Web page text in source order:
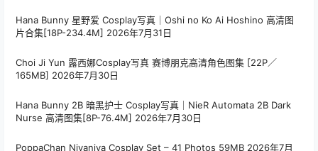
Hana Bunny 星野爱 Cosplay写真｜Oshi no Ko Ai Hoshino 高清图
片合集[18P-234.4M] 2026年7月31日
Choi Ji Yun 露西娜Cosplay写真 赛博朋克高清角色图集 [22P／
165MB] 2026年7月30日
Hana Bunny 2B 暗黑护士 Cosplay写真｜NieR Automata 2B Dark
Nurse 高清图集[8P-76.4M] 2026年7月30日
PoppaChan Niyaniya Cosplay Set – 41 Photos 59MB 2026年7月